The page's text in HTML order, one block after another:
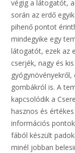
végig a látogatót,
során az erdő
pihenő pontot
mindegyike egy
látogatót, ezek az
cserjék, nagy és
gombákról is. A
kapcsolódik a
hasznos és
információs
fából készült
minél jobban